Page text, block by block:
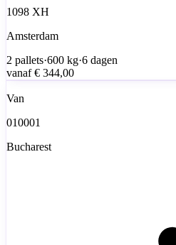
1098 XH
Amsterdam
2 pallets·600 kg·6 dagen
vanaf€ 344,00
Van
010001
Bucharest